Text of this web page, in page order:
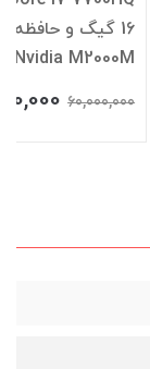
Nvidia M2000M
60,000,000